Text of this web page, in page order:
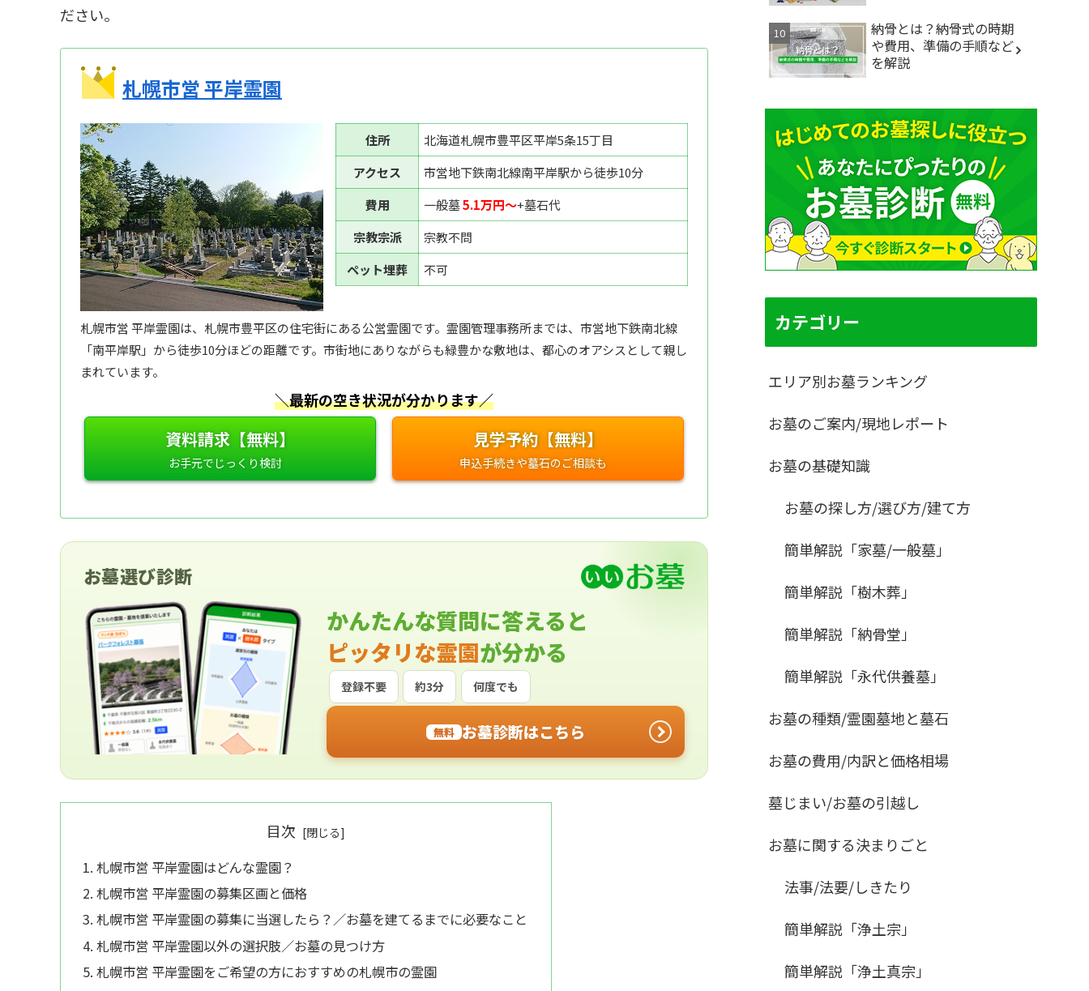
ださい。
札幌市営 平岸霊園
住所
北海道札幌市豊平区平岸5条15丁目
アクセス
市営地下鉄南北線南平岸駅から徒歩10分
費用
一般墓5.1万円〜+墓石代
宗教宗派
宗教不問
ペット埋葬
不可
札幌市営 平岸霊園は、札幌市豊平区の住宅街にある公営霊園です。霊園管理事務所までは、市営地下鉄南北線
「南平岸駅」から徒歩10分ほどの距離です。市街地にありながらも緑豊かな敷地は、都心のオアシスとして親し
まれています。
＼最新の空き状況が分かります／
資料請求【無料】 見学予約【無料】
お墓選び診断
かんたんな質問に答えると
ピッタリな霊園が分かる
登録不要 約3分 何度でも
無料 お墓診断はこちら
目次
札幌市営 平岸霊園はどんな霊園？
札幌市営 平岸霊園の募集区画と価格
札幌市営 平岸霊園の募集に当選したら？／お墓を建てるまでに必要なこと
札幌市営 平岸霊園以外の選択肢／お墓の見つけ方
札幌市営 平岸霊園をご希望の方におすすめの札幌市の霊園
納骨とは？納骨式の時期
や費用、準備の手順など
を解説
カテゴリー
エリア別お墓ランキング
お墓のご案内/現地レポート
お墓の基礎知識
お墓の探し方/選び方/建て方
簡単解説「家墓/一般墓」
簡単解説「樹木葬」
簡単解説「納骨堂」
簡単解説「永代供養墓」
お墓の種類/霊園墓地と墓石
お墓の費用/内訳と価格相場
墓じまい/お墓の引越し
お墓に関する決まりごと
法事/法要/しきたり
簡単解説「浄土宗」
簡単解説「浄土真宗」